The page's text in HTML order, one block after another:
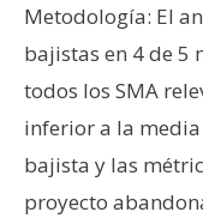
Metodología: El
bajistas en 4 de 5
todos los SMA
inferior a la
bajista y las
proyecto